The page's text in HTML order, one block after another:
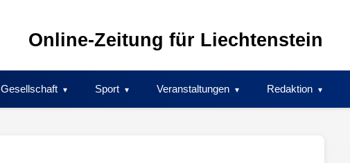
Online-Zeitung für Liechtenstein
Gesellschaft Sport Veranstaltungen Redaktion